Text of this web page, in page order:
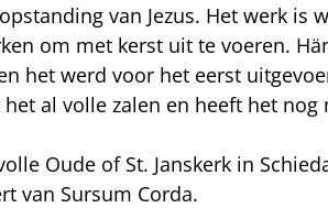
van Jezus. Het werk is
om met kerst uit te voeren.
het werd voor het eerst
al volle zalen en heeft het nog
Oude of St. Janskerk in
van Sursum Corda.